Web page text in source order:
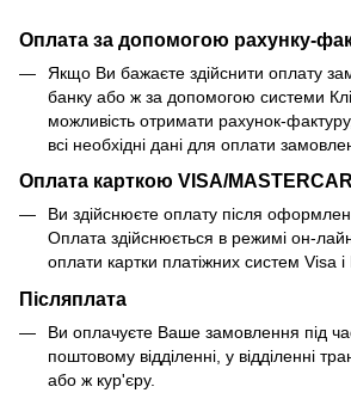
Оплата за допомогою рахунку-
Якщо Ви бажаєте здійснити оплату
банку або ж за допомогою системи
можливість отримати рахунок-
всі необхідні дані для оплати
Оплата карткою VISA/
Ви здійснюєте оплату після
Оплата здійснюється в режимі он-
оплати картки платіжних систем Visa
Післяплата
Ви оплачуєте Ваше замовлення під
поштовому відділенні, у відділенні
або ж кур'єру.